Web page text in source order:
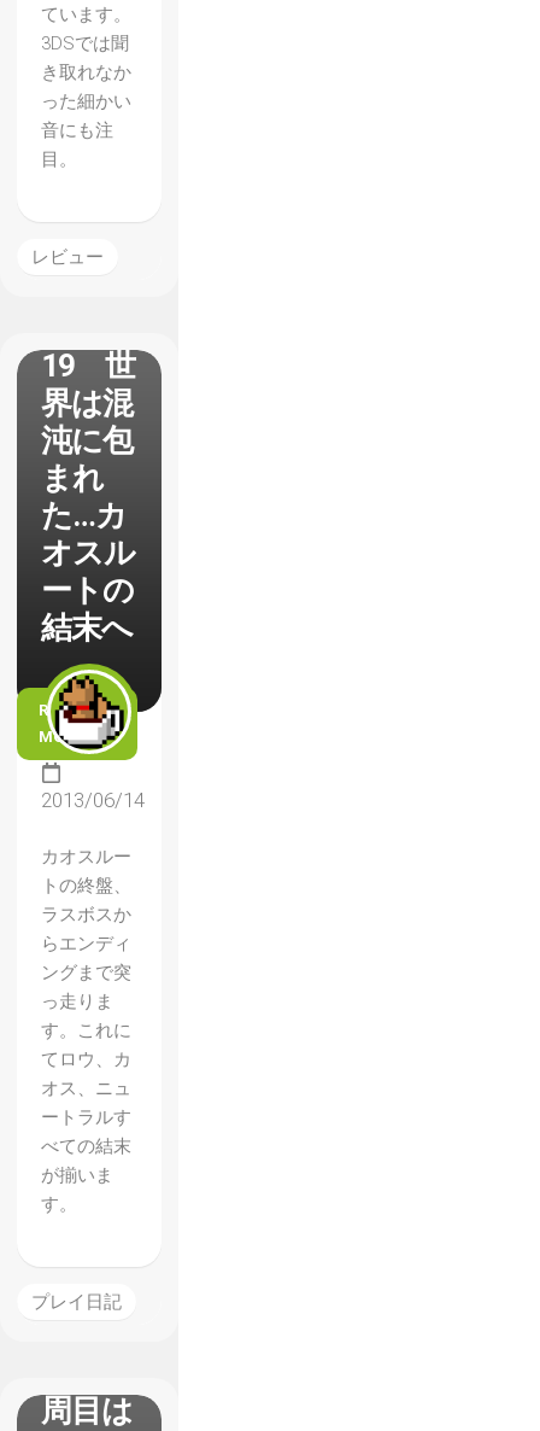
ています。
3DSでは聞
き取れなか
った細かい
音にも注
目。
レビュー
【真・
女神転
生4】
19 世
界は混
沌に包
まれ
た…カ
オスル
ートの
結末へ
READ
MORE
2013/06/14
カオスルー
トの終盤、
ラスボスか
らエンディ
ングまで突
っ走りま
す。これに
てロウ、カ
オス、ニュ
ートラルす
べての結末
が揃いま
す。
プレイ日記
【真・
女神転
生4】
プレイ
周目は